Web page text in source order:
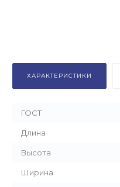
ХАРАКТЕРИСТИКИ
ГОСТ
Длина
Высота
Ширина